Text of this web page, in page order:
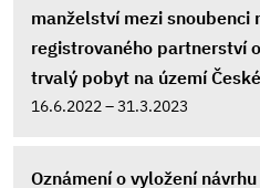
manželství mezi snoubenci
registrovaného partnerství
trvalý pobyt na území
16.6.2022 – 31.3.2023
Oznámení o vyložení